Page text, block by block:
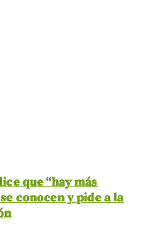
que “hay más
conocen y pide a la